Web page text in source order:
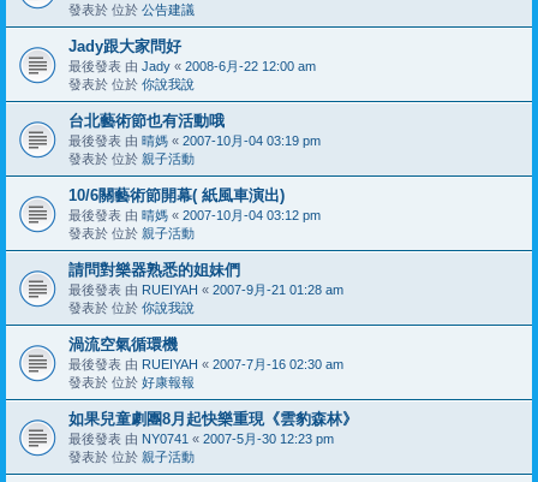
發表於 位於 公告建議
Jady跟大家問好
最後發表 由 Jady « 2008-6月-22 12:00 am
發表於 位於 你說我說
台北藝術節也有活動哦
最後發表 由 晴媽 « 2007-10月-04 03:19 pm
發表於 位於 親子活動
10/6關藝術節開幕( 紙風車演出)
最後發表 由 晴媽 « 2007-10月-04 03:12 pm
發表於 位於 親子活動
請問對樂器熟悉的姐妹們
最後發表 由 RUEIYAH « 2007-9月-21 01:28 am
發表於 位於 你說我說
渦流空氣循環機
最後發表 由 RUEIYAH « 2007-7月-16 02:30 am
發表於 位於 好康報報
如果兒童劇團8月起快樂重現《雲豹森林》
最後發表 由 NY0741 « 2007-5月-30 12:23 pm
發表於 位於 親子活動